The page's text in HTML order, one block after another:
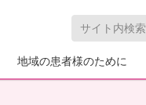
地域の患者様のために